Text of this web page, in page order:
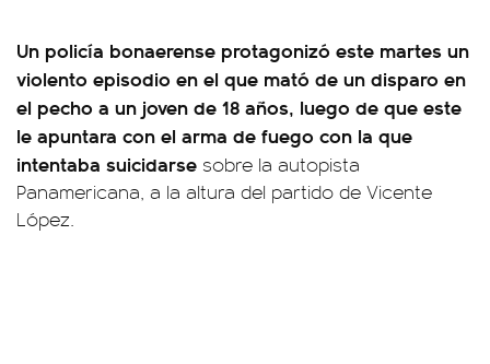
Un policía bonaerense protagonizó este martes un
violento episodio en el que mató de un disparo en
el pecho a un joven de 18 años, luego de que este
le apuntara con el arma de fuego con la que
intentaba suicidarse sobre la autopista
Panamericana, a la altura del partido de Vicente
López.